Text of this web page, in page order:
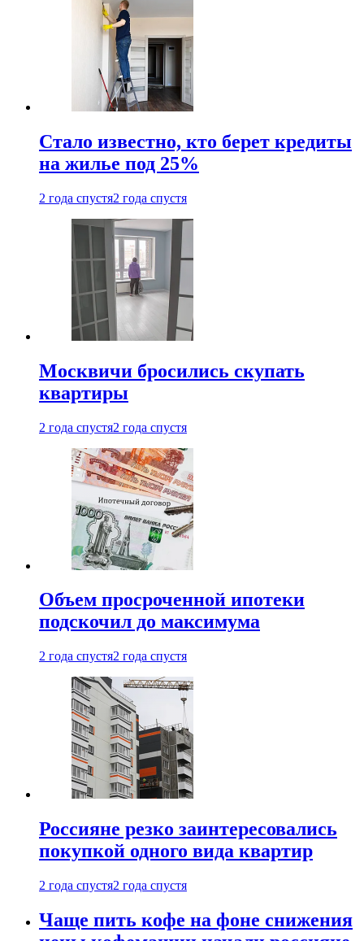
Стало известно, кто берет кредиты
на жилье под 25%
2 года спустя2 года спустя
Москвичи бросились скупать
квартиры
2 года спустя2 года спустя
Объем просроченной ипотеки
подскочил до максимума
2 года спустя2 года спустя
Россияне резко заинтересовались
покупкой одного вида квартир
2 года спустя2 года спустя
Чаще пить кофе на фоне снижения